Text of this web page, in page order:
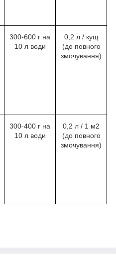
300-600 г на
10 л води
0,2 л / кущ
(до повного
змочування)
300-400 г на
10 л води
0,2 л / 1 м2
(до повного
змочування)